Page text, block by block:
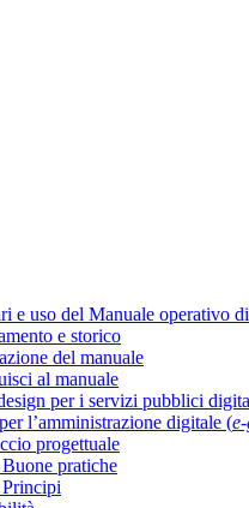
e uso del Manuale operativo
e storico
del manuale
al manuale
per i servizi pubblici
l’amministrazione digitale (
progettuale
pratiche